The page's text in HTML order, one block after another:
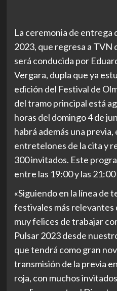
La ceremonia de entrega
2023, que regresa a TVN
será conducida por
Vergara, dupla que ya
edición del Festival de
del tramo principal está
horas del domingo 4 de
habrá además una
entretelones de la cita y
300 invitados. Este
entre las 19:00 y las
«Siguiendo en la línea de
festivales más relevantes
muy felices de trabajar
Pulsar 2023 desde
que tendrá como gran
transmisión de la previa
roja, con muchos